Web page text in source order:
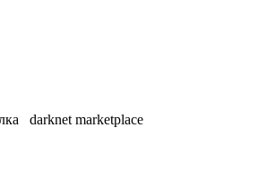
darknet marketplace